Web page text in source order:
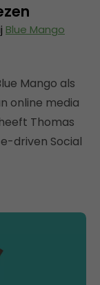
Blue Mango
Mango als
online media
Thomas
driven Social